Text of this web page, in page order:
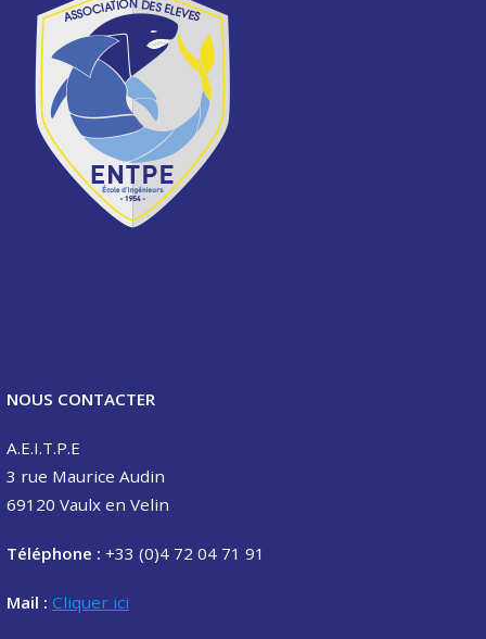
NOUS CONTACTER
A.E.I.T.P.E
3 rue Maurice Audin
69120 Vaulx en Velin
Téléphone : +33 (0)4 72 04 71 91
Mail : Cliquer ici